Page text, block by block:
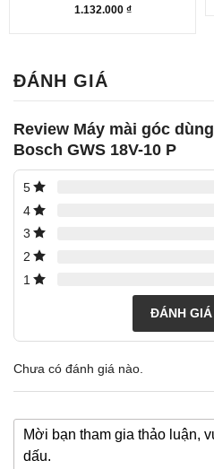
1.132.000 ₫
ĐÁNH GIÁ
Review Máy mài góc
Bosch GWS 18V-10 P
5
4
3
2
1
ĐÁNH GIÁ
Chưa có đánh giá nào.